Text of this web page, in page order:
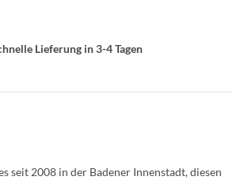
Lieferung in 3-4 Tagen
seit 2008 in der Badener Innenstadt, diesen